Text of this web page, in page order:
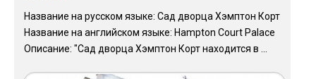
Название на русском языке: Сад дворца Хэмптон Корт
Название на английском языке: Hampton Court Palace
Описание: "Сад дворца Хэмптон Корт находится в ...